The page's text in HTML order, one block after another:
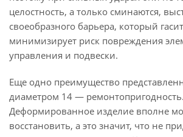
целостность, а только сминаются,
своеобразного барьера, который
минимизирует риск повреждения
управления и подвески.
Еще одно преимущество
диаметром 14 — ремонтопригодность.
Деформированное изделие вполне
восстановить, а это значит, что не